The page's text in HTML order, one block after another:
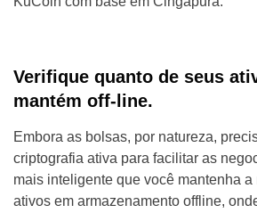
Verifique quanto de seus
mantém off-line.
Embora as bolsas, por natureza,
criptografia ativa para facilitar as
mais inteligente que você mantenha
ativos em armazenamento offline,